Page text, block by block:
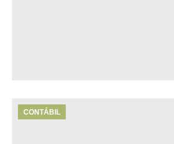
CONTÁBIL